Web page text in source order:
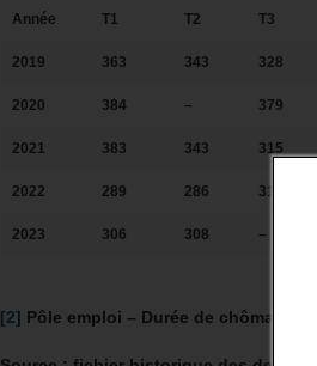
Année T1 T2 T3
2019 363 343 328
2020 384 – 379
2021 383 343 315
2022 289 286 318
2023 306 308 –
[2] Pôle emploi – Durée de chômage au